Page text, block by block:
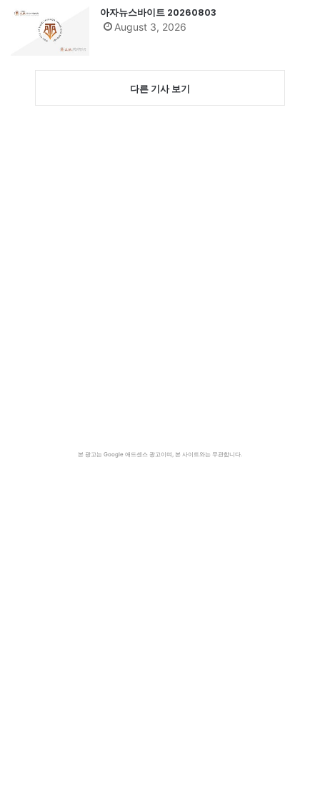
아자뉴스바이트 20260803
August 3, 2026
다른 기사 보기
본 광고는 Google 애드센스 광고이며, 본 사이트와는 무관합니다.